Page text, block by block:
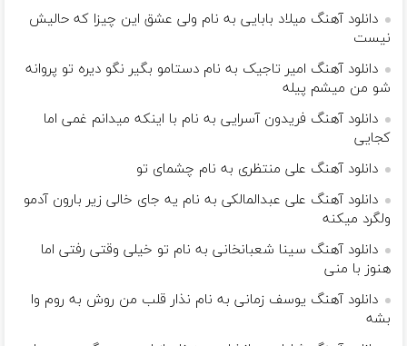
دانلود آهنگ میلاد بابایی به نام ولی عشق این چیزا که حالیش
نیست
دانلود آهنگ امیر تاجیک به نام دستامو بگیر نگو دیره تو پروانه
شو من میشم پیله
دانلود آهنگ فریدون آسرایی به نام با اینکه میدانم غمی اما
کجایی
دانلود آهنگ علی منتظری به نام چشمای تو
دانلود آهنگ علی عبدالمالکی به نام یه جای خالی زیر بارون آدمو
ولگرد میکنه
دانلود آهنگ سینا شعبانخانی به نام تو خیلی وقتی رفتی اما
هنوز با منی
دانلود آهنگ یوسف زمانی به نام نذار قلب من روش به روم وا
بشه